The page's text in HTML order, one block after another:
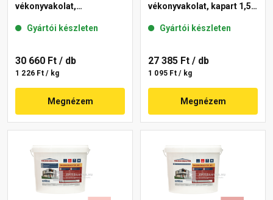
vékonyvakolat,
22-D 25 kg
Gyártói készleten
30 660 Ft / db
1 226 Ft / kg
Megnézem
vékonyvakolat, kapart 1,5
Gyártói készleten
27 385 Ft / db
1 095 Ft / kg
Megnézem